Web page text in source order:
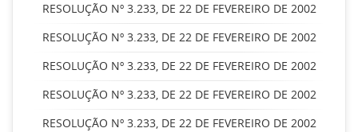
RESOLUÇÃO Nº 3.233, DE 22 DE FEVEREIRO DE 2002
RESOLUÇÃO Nº 3.233, DE 22 DE FEVEREIRO DE 2002
RESOLUÇÃO Nº 3.233, DE 22 DE FEVEREIRO DE 2002
RESOLUÇÃO Nº 3.233, DE 22 DE FEVEREIRO DE 2002
RESOLUÇÃO Nº 3.233, DE 22 DE FEVEREIRO DE 2002